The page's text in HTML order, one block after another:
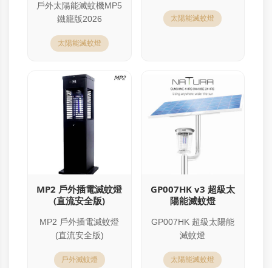
戶外太陽能滅蚊機MP5
鐵籠版2026
太陽能滅蚊燈
太陽能滅蚊燈
MP2 戶外插電滅蚊燈
(直流安全版)
MP2 戶外插電滅蚊燈
(直流安全版)
戶外滅蚊燈
GP007HK v3 超級太
陽能滅蚊燈
GP007HK 超級太陽能
滅蚊燈
太陽能滅蚊燈